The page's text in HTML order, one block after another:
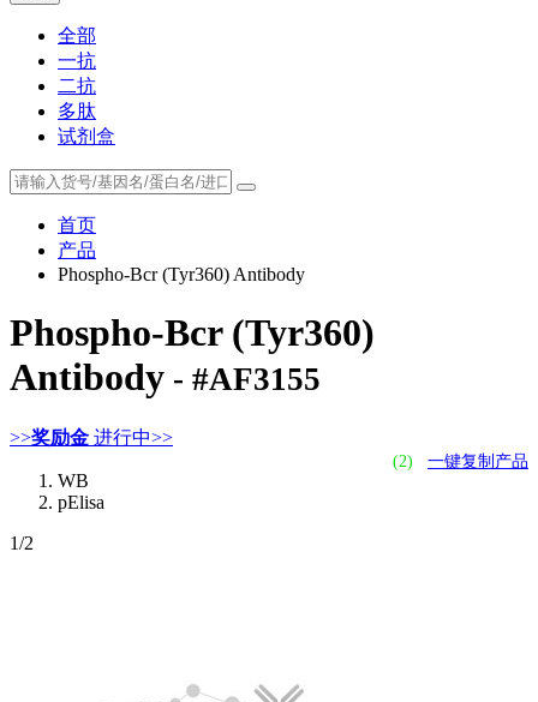
全部
一抗
二抗
多肽
试剂盒
首页
产品
Phospho-Bcr (Tyr360) Antibody
Phospho-Bcr (Tyr360)
Antibody - #AF3155
>>奖励金 进行中>>
(2) 一键复制产品
WB
pElisa
1/2